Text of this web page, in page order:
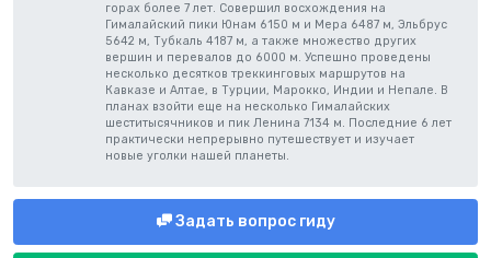
горах более 7 лет. Совершил восхождения на
Гималайский пики Юнам 6150 м и Мера 6487 м, Эльбрус
5642 м, Тубкаль 4187 м, а также множество других
вершин и перевалов до 6000 м. Успешно проведены
несколько десятков треккинговых маршрутов на
Кавказе и Алтае, в Турции, Марокко, Индии и Непале. В
планах взойти еще на несколько Гималайских
шеститысячников и пик Ленина 7134 м. Последние 6 лет
практически непрерывно путешествует и изучает
новые уголки нашей планеты.
Задать вопрос гиду